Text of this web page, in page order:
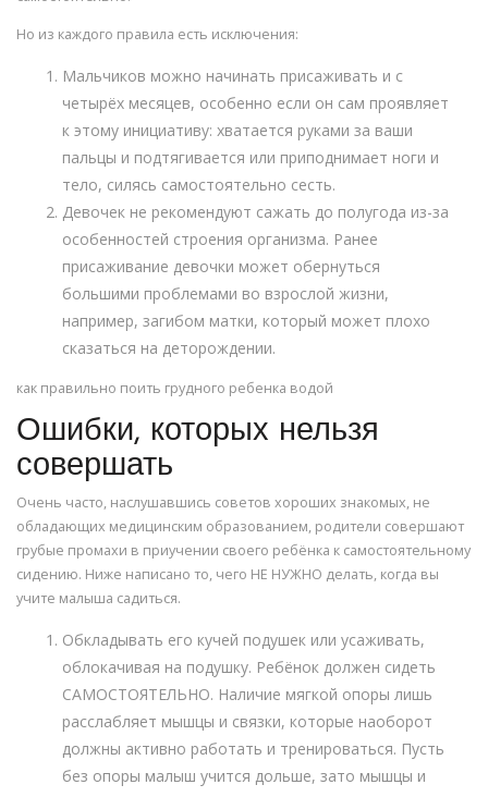
Но из каждого правила есть исключения:
Мальчиков можно начинать присаживать и с
четырёх месяцев, особенно если он сам проявляет
к этому инициативу: хватается руками за ваши
пальцы и подтягивается или приподнимает ноги и
тело, силясь самостоятельно сесть.
Девочек не рекомендуют сажать до полугода из-за
особенностей строения организма. Ранее
присаживание девочки может обернуться
большими проблемами во взрослой жизни,
например, загибом матки, который может плохо
сказаться на деторождении.
как правильно поить грудного ребенка водой
Ошибки, которых нельзя
совершать
Очень часто, наслушавшись советов хороших знакомых, не
обладающих медицинским образованием, родители совершают
грубые промахи в приучении своего ребёнка к самостоятельному
сидению. Ниже написано то, чего НЕ НУЖНО делать, когда вы
учите малыша садиться.
Обкладывать его кучей подушек или усаживать,
облокачивая на подушку. Ребёнок должен сидеть
САМОСТОЯТЕЛЬНО. Наличие мягкой опоры лишь
расслабляет мышцы и связки, которые наоборот
должны активно работать и тренироваться. Пусть
без опоры малыш учится дольше, зато мышцы и